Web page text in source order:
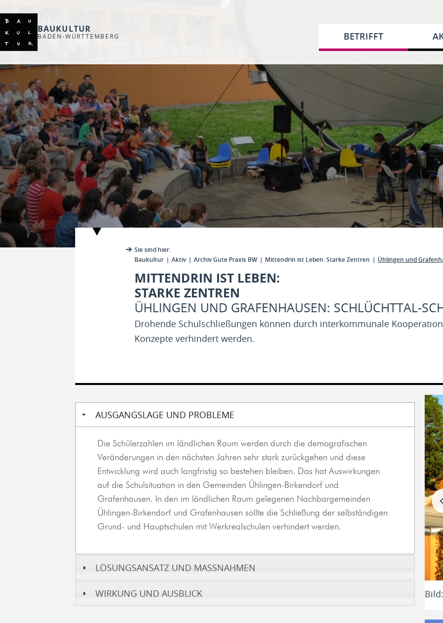
BAUKULTUR
BADEN-WÜRTTEMBERG BETRIFFT
Sie sind hier:
Baukultur
Aktiv Archiv Gute Praxis BW Mittendrin ist Leben: Starke Zentren Ühlingen und
MITTENDRIN IST LEBEN:
STARKE ZENTREN
ÜHLINGEN UND GRAFENHAUSEN: SCHLÜCHTTAL-
Drohende Schulschließungen können durch interkommunale
Konzepte verhindert werden.
AUSGANGSLAGE UND PROBLEME
Die Schülerzahlen im ländlichen Raum werden durch die demografischen
Veränderungen in den nächsten Jahren sehr stark zurückgehen und diese
Entwicklung wird auch langfristig so bestehen bleiben. Das hat Auswirkungen
auf die Schulsituation in den Gemeinden Ühlingen-Birkendorf und
Grafenhausen. In den im ländlichen Raum gelegenen Nachbargemeinden
Ühlingen-Birkendorf und Grafenhausen sollte die Schließung der selbständigen
Grund- und Hauptschulen mit Werkrealschulen verhindert werden.
LÖSUNGSANSATZ UND MASSNAHMEN
WIRKUNG UND AUSBLICK
Bild: Axel Schneiderberger
Bild: Schlüchttal-Schule